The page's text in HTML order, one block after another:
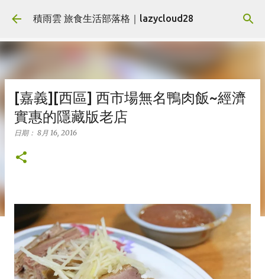
跳到主要內容
積雨雲 旅食生活部落格｜lazycloud28
[嘉義][西區] 西市場無名鴨肉飯~經濟
實惠的隱藏版老店
日期： 8月 16, 2016